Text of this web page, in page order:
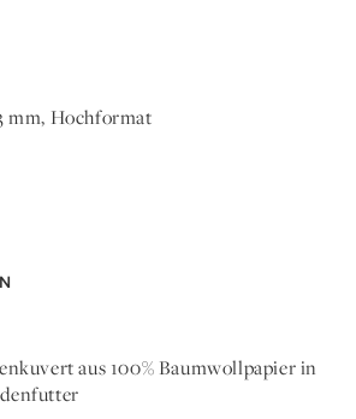
mm, Hochformat
aus 100% Baumwollpapier in